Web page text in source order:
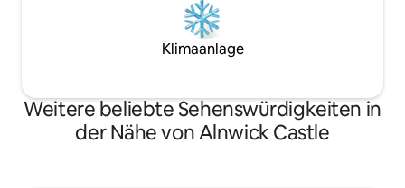
Klimaanlage
Weitere beliebte Sehenswürdigkeiten in
der Nähe von Alnwick Castle